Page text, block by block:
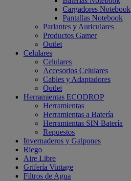
Cargadores Notebook
Pantallas Notebook
Parlantes y Auriculares
Productos Gamer
Outlet
Celulares
Celulares
Accesorios Celulares
Cables y Adaptadores
Outlet
Herramientas ECODROP
Herramientas
Herramientas a Batería
Herramientas SIN Batería
Repuestos
Invernaderos y Galpones
Riego
Aire Libre
Grifería Vintage
Filtros de Agua